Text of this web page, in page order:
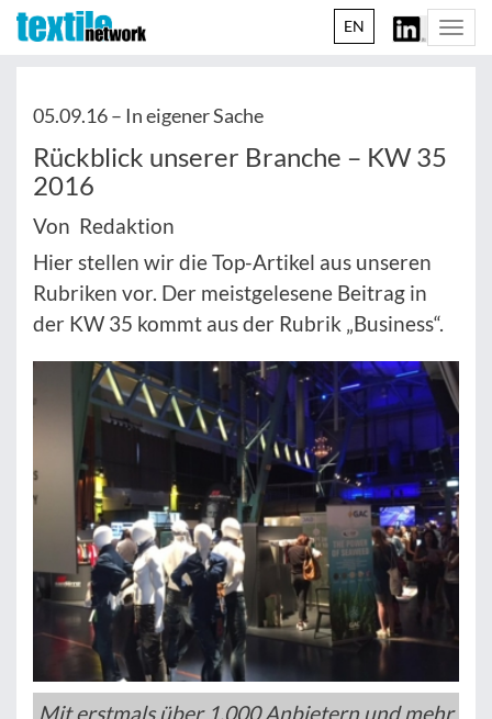
EN
05.09.16 – In eigener Sache
Rückblick unserer Branche – KW 35
2016
Von Redaktion
Hier stellen wir die Top-Artikel aus unseren
Rubriken vor. Der meistgelesene Beitrag in
der KW 35 kommt aus der Rubrik „Business“.
Mit erstmals über 1.000 Anbietern und mehr